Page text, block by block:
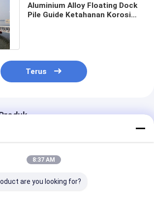
Aluminium Alloy Floating Dock
Pile Guide Ketahanan Korosi
Terus
8:37 AM
are you looking for?